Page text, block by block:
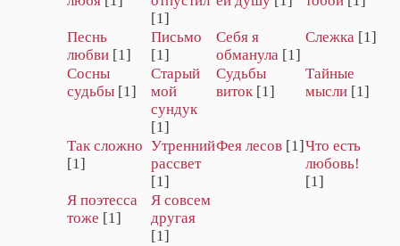
[1]
Песнь
любви [1]
Письмо
[1]
Себя я
обманула [1]
Слежка [1]
Сосны
судьбы [1]
Старый
мой
сундук
[1]
Судьбы
виток [1]
Тайные
мысли [1]
Так сложно
[1]
Утренний
рассвет
[1]
Фея лесов [1] Что есть
любовь!
[1]
Я поэтесса
тоже [1]
Я совсем
другая
[1]